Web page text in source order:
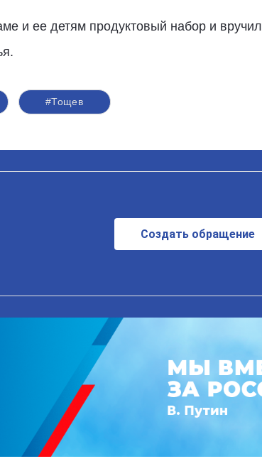
и ее детям продуктовый набор и вручил
#Тощев
Создать обращение